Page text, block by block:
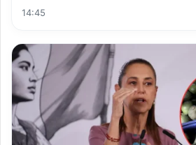
14:45